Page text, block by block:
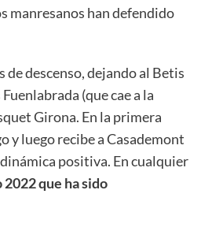
manresanos han defendido
descenso, dejando al Betis
(que cae a la
Girona. En la primera
y luego recibe a Casademont
positiva. En cualquier
que ha sido